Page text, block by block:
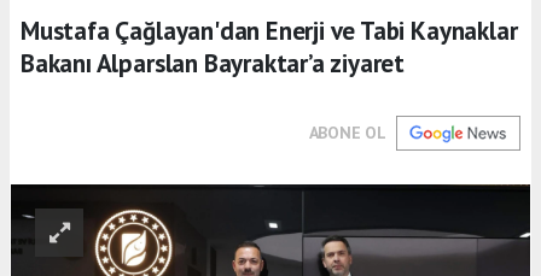
Mustafa Çağlayan'dan Enerji ve Tabi Kaynaklar
Bakanı Alparslan Bayraktar’a ziyaret
ABONE OL